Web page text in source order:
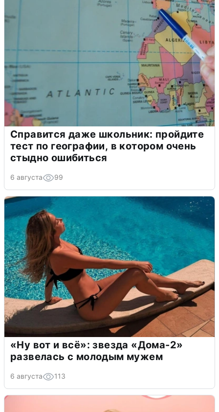
Справится даже школьник: пройдите
тест по географии, в котором очень
стыдно ошибиться
6 августа 99
«Ну вот и всё»: звезда «Дома-2»
развелась с молодым мужем
6 августа 113